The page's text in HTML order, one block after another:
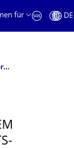
für
DE
DAGA 2019, "Der Einfluss von akustischem Feedback auf die vibrotaktile Intensitätswahrnehmung für eine virtuelle Taste"